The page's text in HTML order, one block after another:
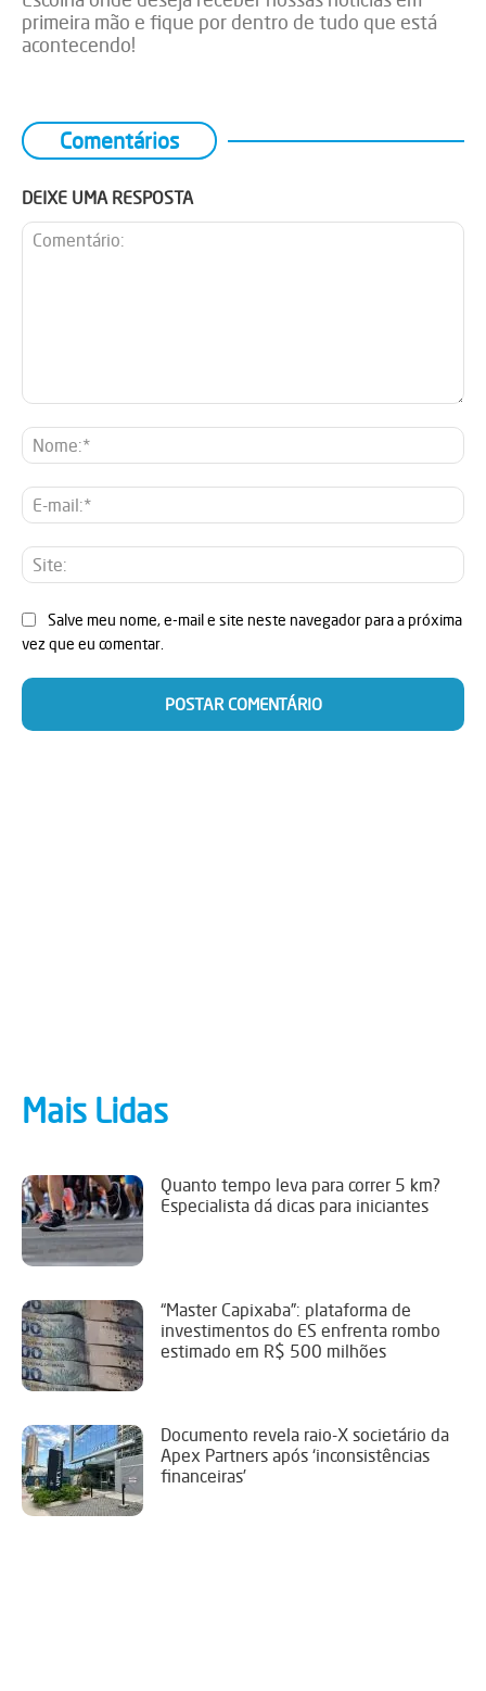
primeira mão e fique por dentro de tudo que está
acontecendo!
Comentários
DEIXE UMA RESPOSTA
E-
Salve meu nome, e-mail e site neste navegador para a próxima
vez que eu comentar.
Mais Lidas
Quanto tempo leva para correr 5 km?
Especialista dá dicas para iniciantes
“Master Capixaba”: plataforma de
investimentos do ES enfrenta rombo
estimado em R$ 500 milhões
Documento revela raio-X societário da
Apex Partners após ‘inconsistências
financeiras’